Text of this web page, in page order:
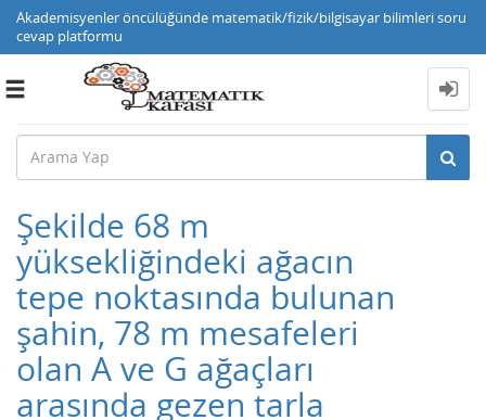
Akademisyenler öncülüğünde matematik/fizik/bilgisayar bilimleri soru
cevap platformu
Toggle
Şekilde 68 m
yüksekliğindeki ağacın
tepe noktasında bulunan
şahin, 78 m mesafeleri
olan A ve G ağaçları
arasında gezen tarla